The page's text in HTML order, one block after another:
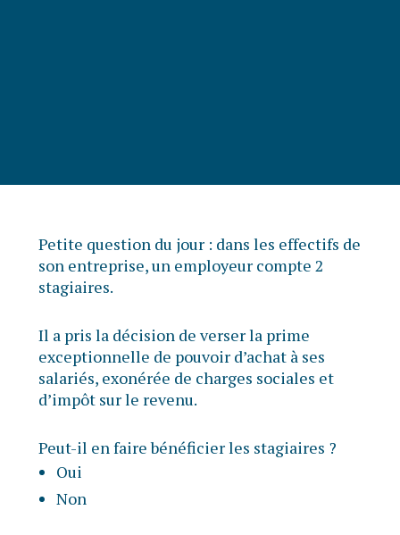
Petite question du jour : dans les effectifs de
son entreprise, un employeur compte 2
stagiaires.
Il a pris la décision de verser la prime
exceptionnelle de pouvoir d’achat à ses
salariés, exonérée de charges sociales et
d’impôt sur le revenu.
Peut-il en faire bénéficier les stagiaires ?
Oui
Non